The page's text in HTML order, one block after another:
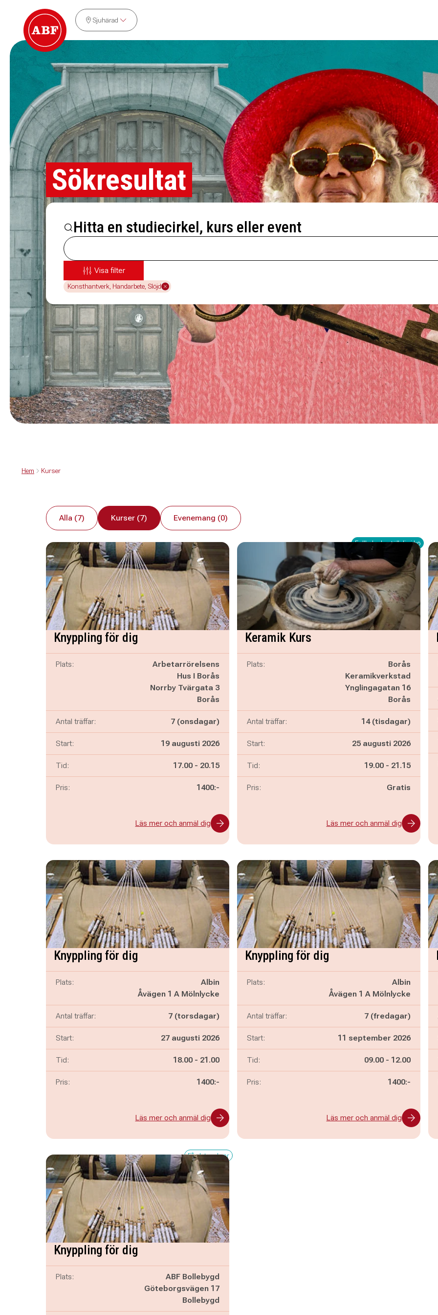
Sjuhärad
Sökresultat
Hitta en studiecirkel, kurs eller event
Visa filter
Konsthantverk, Handarbete, Slöjd
Hem Kurser
Alla (7) Kurser (7) Evenemang (0)
Knyppling för dig
Plats:
Arbetarrörelsens
Hus I Borås
Norrby Tvärgata 3
Borås
Antal träffar: 7 (onsdagar)
Start: 19 augusti 2026
Tid: Pågår mellan
17.00 - och
20.15
Pris: 1400:-
Läs mer och anmäl dig
Fullbokad - ställ dig i kö
Keramik Kurs
Plats:
Borås
Keramikverkstad
Ynglingagatan 16
Borås
Antal träffar: 14 (tisdagar)
Start: 25 augusti 2026
Tid: Pågår mellan
19.00 - och
21.15
Pris: Gratis
Läs mer och anmäl dig
Knyppling för dig
Plats:
Albin
Åvägen 1 A Mölnlycke
Antal träffar: 7 (torsdagar)
Start: 27 augusti 2026
Tid: Pågår mellan
18.00 - och
21.00
Pris: 1400:-
Läs mer och anmäl dig
Knyppling för dig
Plats:
Albin
Åvägen 1 A Mölnlycke
Antal träffar: 7 (fredagar)
Start: 11 september 2026
Tid: Pågår mellan
09.00 - och
12.00
Pris: 1400:-
Läs mer och anmäl dig
Få platser kvar
Knyppling för dig
Plats:
ABF Bollebygd
Göteborgsvägen 17
Bollebygd